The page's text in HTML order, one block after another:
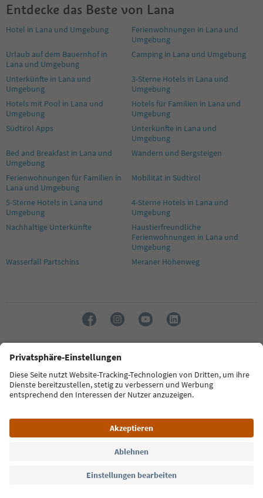
Entdecke das Beste von Lana
Hotel in Lana und Umgebung
Ferienwohnungen in Lana und
Umgebung
Urlaub auf dem Bauernhof in
Lana und Umgebung
Camping in Lana und Umgebung
Unterkünfte in Lana und
Umgebung
3-Sterne Hotels in Lana und
Umgebung
Hotels mit Pool in Lana und
Umgebung
Hotels für Familien in Lana und
Umgebung
Südtirol Apps
Unterkünfte in Lana und
Umgebung
Bed and Breakfast in Lana und
Umgebung
Wandern und Bergsteigen
Ferienwohnungen für Familien in
Lana und Umgebung
Mobilität in Südtirol
5-Sterne Hotels in Lana und
Umgebung
4-Sterne Hotels in Lana und
Umgebung
Nachhaltige Unterkünfte
Haustierfreundliche
Ferienwohnungen in Lana und
Umgebung
Wasserfall Partschins
Meraner Höhenweg
Sprache: Deutsch
FAQ Kontakt Presse MICE Datenschutzerklärung
Zugänglichkeitserklärung